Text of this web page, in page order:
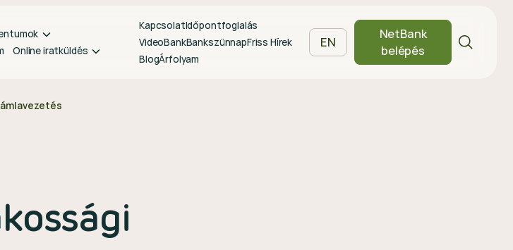
Online iratküldés
KapcsolatIdőpontfoglalás
VideoBankBankszünnapFriss Hírek
BlogÁrfolyam
EN
NetBank
belépés